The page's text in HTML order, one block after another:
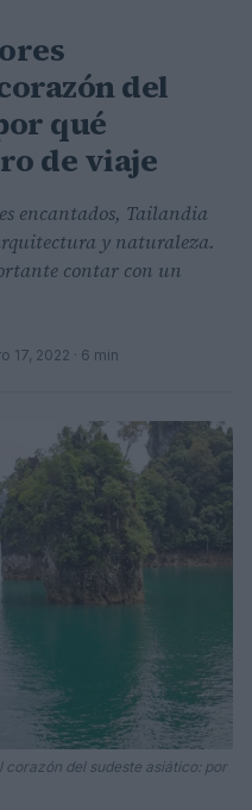
del
qué
de viaje
encantados, Tailandia
y naturaleza.
contar con un
17, 2022 · 6 min
corazón del sudeste asiático: por